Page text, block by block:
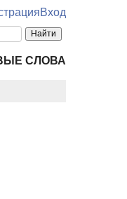
Вход
СЛОВА